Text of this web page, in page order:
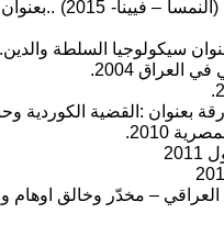
• المشاركة ببحث في
2004.
2010.
– مخدّر وخالق اوهام